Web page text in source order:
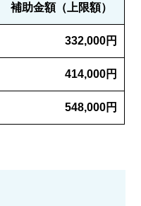
補助金額（上限額）
332,000円
414,000円
548,000円